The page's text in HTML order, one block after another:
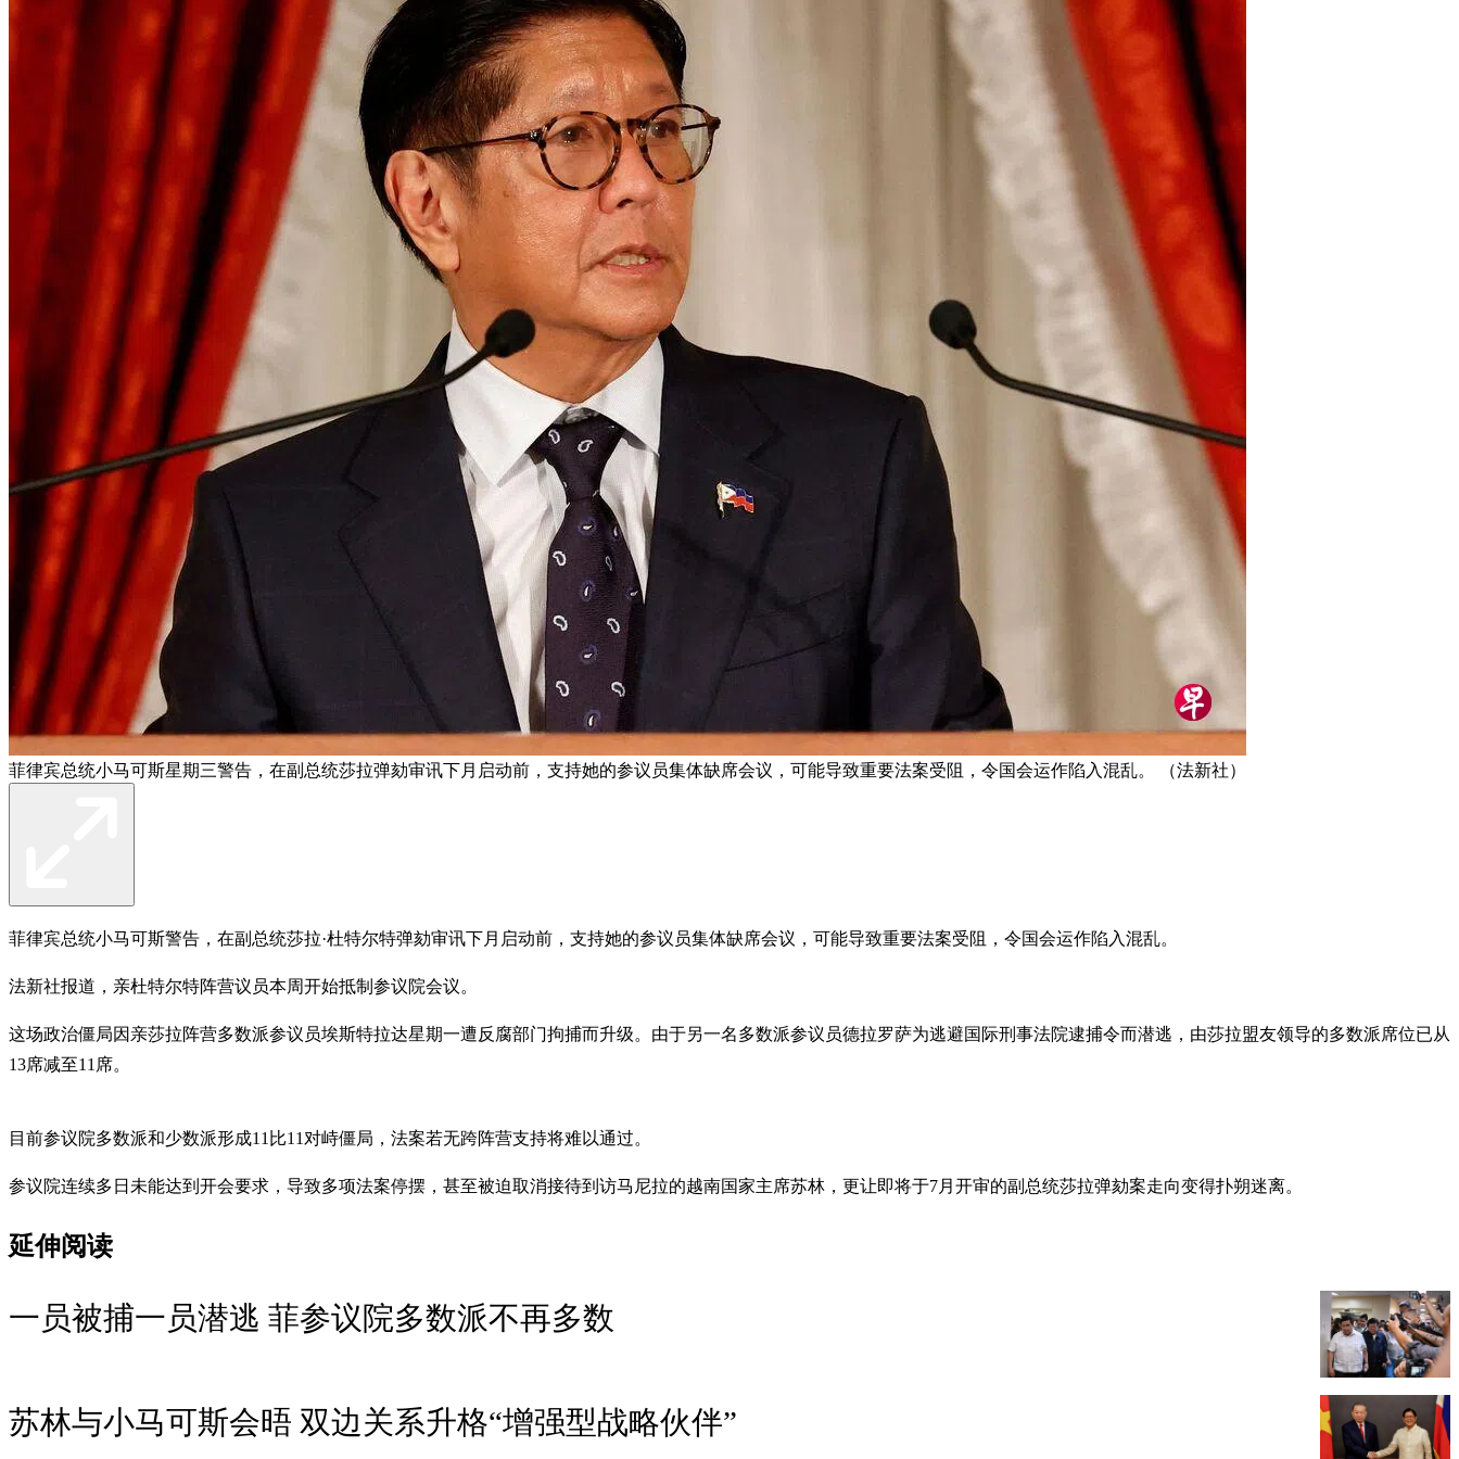
菲律宾总统小马可斯星期三警告，在副总统莎拉弹劾审讯下月启动前，支持她的参议员集体缺席会议，可能导致重要法案受阻，令国会运作陷入混乱。 （法新社）
菲律宾总统小马可斯警告，在副总统莎拉·杜特尔特弹劾审讯下月启动前，支持她的参议员集体缺席会议，可能导致重要法案受阻，令国会运作陷入混乱。
法新社报道，亲杜特尔特阵营议员本周开始抵制参议院会议。
这场政治僵局因亲莎拉阵营多数派参议员埃斯特拉达星期一遭反腐部门拘捕而升级。由于另一名多数派参议员德拉罗萨为逃避国际刑事法院逮捕令而潜逃，由莎拉盟友领导的多数派席位已从
13席减至11席。
目前参议院多数派和少数派形成11比11对峙僵局，法案若无跨阵营支持将难以通过。
参议院连续多日未能达到开会要求，导致多项法案停摆，甚至被迫取消接待到访马尼拉的越南国家主席苏林，更让即将于7月开审的副总统莎拉弹劾案走向变得扑朔迷离。
延伸阅读
一员被捕一员潜逃 菲参议院多数派不再多数
苏林与小马可斯会晤 双边关系升格“增强型战略伙伴”